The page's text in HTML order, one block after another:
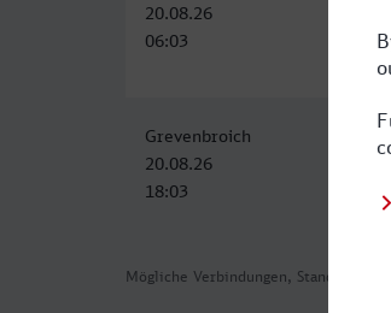
Mögliche Verbindungen, Stand: 2026-
20.08.26
06:03
Grevenbroich
20.08.26
18:03
19:03